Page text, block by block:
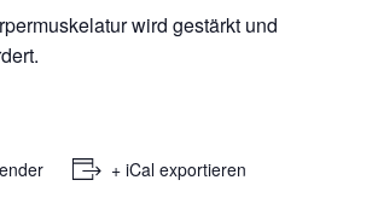
wird gestärkt und
+ iCal exportieren